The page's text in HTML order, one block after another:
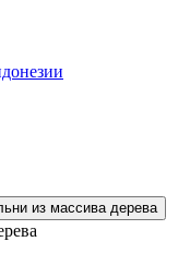
из массива дерева